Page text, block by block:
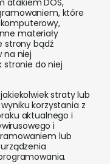
atakiem DOS,
które
materiały
strony bądź
na niej
stronie do niej
straty lub
korzystania z
aktualnego i
i
lub